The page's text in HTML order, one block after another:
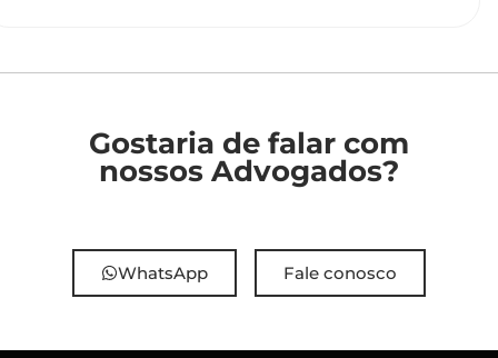
Gostaria de falar com
nossos Advogados?
WhatsApp Fale conosco